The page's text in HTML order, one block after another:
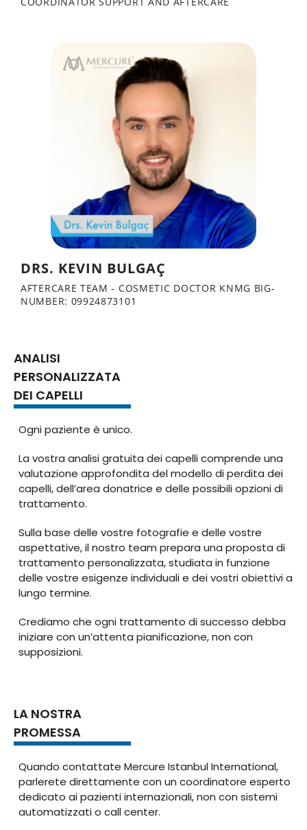
DRS. KEVIN BULGAÇ
AFTERCARE TEAM - COSMETIC DOCTOR KNMG BIG-
NUMBER: 09924873101
ANALISI
PERSONALIZZATA
DEI CAPELLI
Ogni paziente è unico.
La vostra analisi gratuita dei capelli comprende una
valutazione approfondita del modello di perdita dei
capelli, dell’area donatrice e delle possibili opzioni di
trattamento.
Sulla base delle vostre fotografie e delle vostre
aspettative, il nostro team prepara una proposta di
trattamento personalizzata, studiata in funzione
delle vostre esigenze individuali e dei vostri obiettivi a
lungo termine.
Crediamo che ogni trattamento di successo debba
iniziare con un’attenta pianificazione, non con
supposizioni.
LA NOSTRA
PROMESSA
Quando contattate Mercure Istanbul International,
parlerete direttamente con un coordinatore esperto
dedicato ai pazienti internazionali, non con sistemi
automatizzati o call center.